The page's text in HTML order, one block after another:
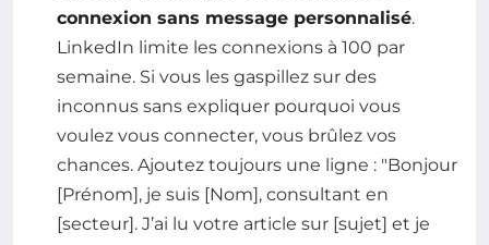
connexion sans message personnalisé.
LinkedIn limite les connexions à 100 par
semaine. Si vous les gaspillez sur des
inconnus sans expliquer pourquoi vous
voulez vous connecter, vous brûlez vos
chances. Ajoutez toujours une ligne : "Bonjour
[Prénom], je suis [Nom], consultant en
[secteur]. J’ai lu votre article sur [sujet] et je